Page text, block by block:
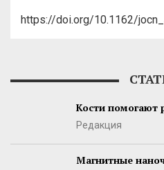
https://doi.org/10.1162/
Кости помогают
Редакция
Магнитные